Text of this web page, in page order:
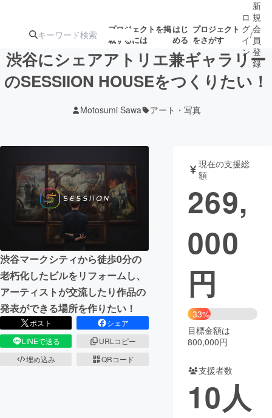
プロジェクトを掲
載するには
はじ
める
プロジェクト
をさがす
ターン
ジェクト
募集終了が近いプ
ロジェクト
アート・写真 音楽
テクノロジー・ガジェット ゲーム・サ
映像・映画
ビジネス・起業
まちづくり・地域活性化
CAMPFIRE for Social Good CAMPFIRE Creation
CAMPFIREふるさと納税
コミュニティ
ロ
グ
イ
ン
/
新
規
会
員
登
録
渋谷にシェアアトリエ兼ギャラリー
のSESSIION HOUSEをつくりたい！
Motosumi Sawa アート・写真
渋谷マークシティから徒歩0分の
老朽化したビルをリフォームし、
アーティストが交流したり作品の
発表ができる場所を作りたい！
ポスト
シェア
LINEで送る
URLコピー
埋め込み
QRコード
現在の支援総
額
269,
000
円
33%
目標金額は
800,000円
支援者数
10人